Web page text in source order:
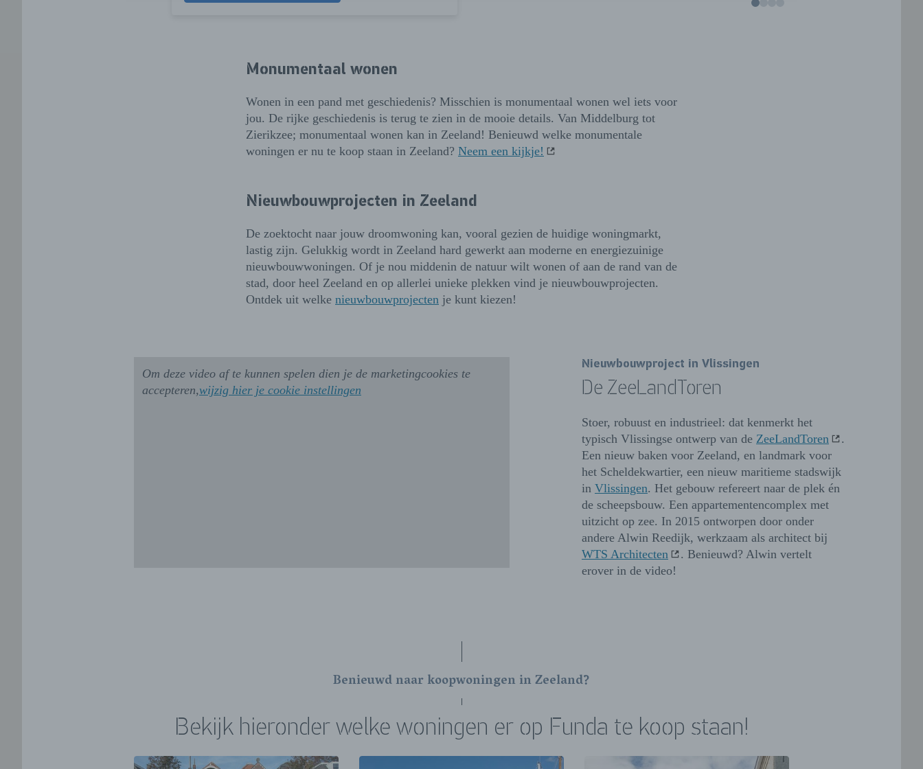
Monumentaal wonen
Wonen in een pand met geschiedenis? Misschien is monumentaal wonen wel iets voor
jou. De rijke geschiedenis is terug te zien in de mooie details. Van Middelburg tot
Zierikzee; monumentaal wonen kan in Zeeland! Benieuwd welke monumentale
woningen er nu te koop staan in Zeeland? Neem een kijkje!
Nieuwbouwprojecten in Zeeland
De zoektocht naar jouw droomwoning kan, vooral gezien de huidige woningmarkt,
lastig zijn. Gelukkig wordt in Zeeland hard gewerkt aan moderne en energiezuinige
nieuwbouwwoningen. Of je nou middenin de natuur wilt wonen of aan de rand van de
stad, door heel Zeeland en op allerlei unieke plekken vind je nieuwbouwprojecten.
Ontdek uit welke nieuwbouwprojecten je kunt kiezen!
Nieuwbouwproject in Vlissingen
De ZeeLandToren
Stoer, robuust en industrieel: dat kenmerkt het
typisch Vlissingse ontwerp van de ZeeLandToren
.
Een nieuw baken voor Zeeland, en landmark voor
het Scheldekwartier, een nieuw maritieme stadswijk
in Vlissingen. Het gebouw refereert naar de plek én
de scheepsbouw. Een appartementencomplex met
uitzicht op zee. In 2015 ontworpen door onder
andere Alwin Reedijk, werkzaam als architect bij
WTS Architecten
. Benieuwd? Alwin vertelt
erover in de video!
Om deze video af te kunnen spelen dien je de marketingcookies te
accepteren,wijzig hier je cookie instellingen
Benieuwd naar koopwoningen in Zeeland?
Bekijk hieronder welke woningen er op Funda te koop staan!